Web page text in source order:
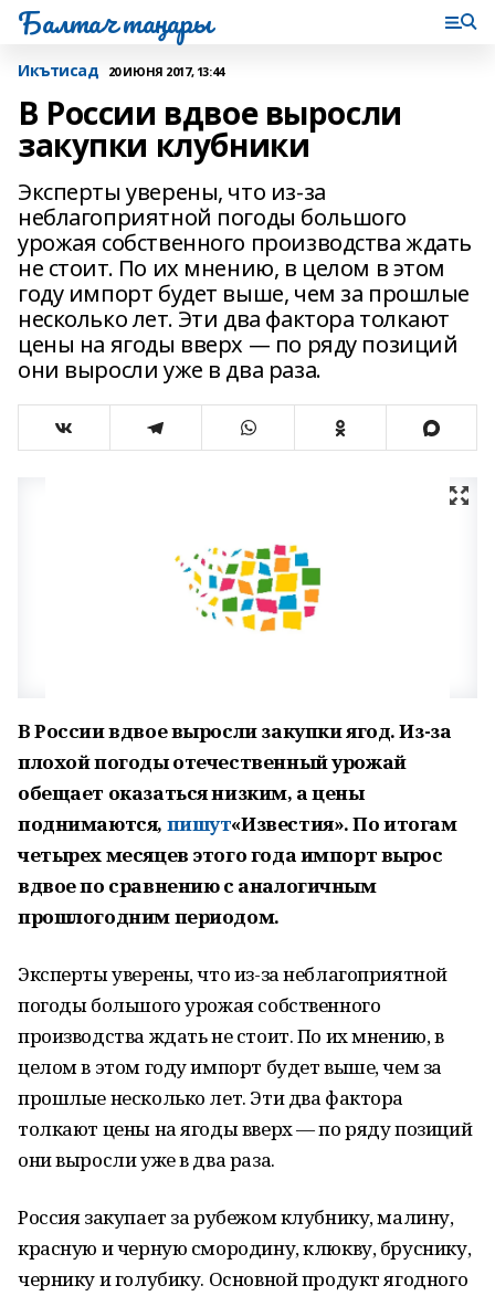
Балтач таңнары
Икътисад 20 ИЮНЯ 2017, 13:44
В России вдвое выросли
закупки клубники
Эксперты уверены, что из-за
неблагоприятной погоды большого
урожая собственного производства ждать
не стоит. По их мнению, в целом в этом
году импорт будет выше, чем за прошлые
несколько лет. Эти два фактора толкают
цены на ягоды вверх — по ряду позиций
они выросли уже в два раза.
В России вдвое выросли закупки ягод. Из-за
плохой погоды отечественный урожай
обещает оказаться низким, а цены
поднимаются, пишут«Известия». По итогам
четырех месяцев этого года импорт вырос
вдвое по сравнению с аналогичным
прошлогодним периодом.
Эксперты уверены, что из-за неблагоприятной
погоды большого урожая собственного
производства ждать не стоит. По их мнению, в
целом в этом году импорт будет выше, чем за
прошлые несколько лет. Эти два фактора
толкают цены на ягоды вверх — по ряду позиций
они выросли уже в два раза.
Россия закупает за рубежом клубнику, малину,
красную и черную смородину, клюкву, бруснику,
чернику и голубику. Основной продукт ягодного